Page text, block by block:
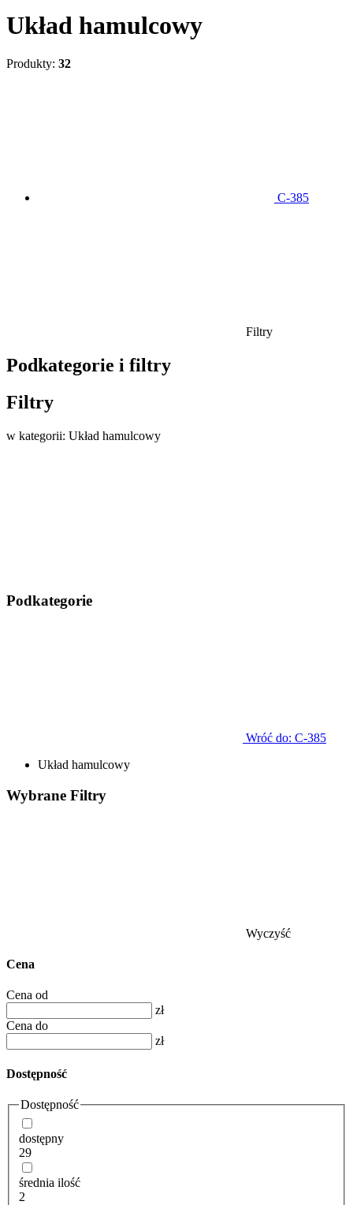
Układ hamulcowy
Produkty: 32
C-385
Filtry
Podkategorie i filtry
Filtry
w kategorii: Układ hamulcowy
Podkategorie
Wróć do: C-385
Układ hamulcowy
Wybrane Filtry
Wyczyść
Cena
Cena od
zł
Cena do
zł
Dostępność
Dostępność
dostępny
29
średnia ilość
2